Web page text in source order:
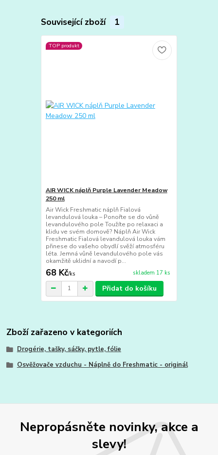
Související zboží 1
TOP produkt
AIR WICK náplň Purple Lavender Meadow
250 ml
Air Wick Freshmatic náplň Fialová
levandulová louka – Ponořte se do vůně
levandulového pole Toužíte po relaxaci a
klidu ve svém domově? Náplň Air Wick
Freshmatic Fialová levandulová louka vám
přinese do vašeho obydlí svěží atmosféru
léta. Jemná vůně levandulového pole vás
okamžitě uklidní a navodí p...
68 Kč/ks skladem 17 ks
Přidat do košíku
Zboží zařazeno v kategoriích
Drogérie, tašky, sáčky, pytle, fólie
Osvěžovače vzduchu - Náplně do Freshmatic - originál
Nepropásněte novinky, akce a
slevy!